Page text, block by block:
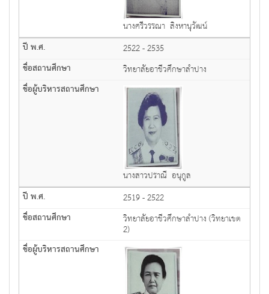
นางศรีวรรณา สิงหานุวัฒน์
2522 - 2535
วิทยาลัยอาชีวศึกษาลำปาง
นางสาวปราณี อนุกูล
2519 - 2522
วิทยาลัยอาชีวศึกษาลำปาง (วิทยาเขต
2)